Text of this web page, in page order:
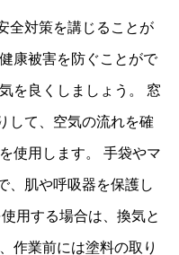
全対策を講じることが
康被害を防ぐことがで
を良くしましょう。 窓
して、空気の流れを確
使用します。 手袋やマ
、肌や呼吸器を保護し
用する場合は、換気と
作業前には塗料の取り